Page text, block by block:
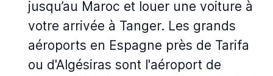
jusqu’au Maroc et louer une voiture à
votre arrivée à Tanger. Les grands
aéroports en Espagne près de Tarifa
ou d'Algésiras sont l'aéroport de